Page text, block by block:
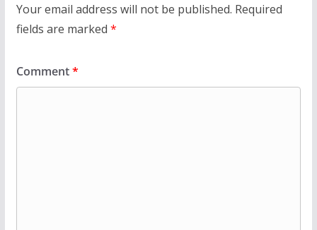
Your email address will not be published. Required
fields are marked *
Comment*